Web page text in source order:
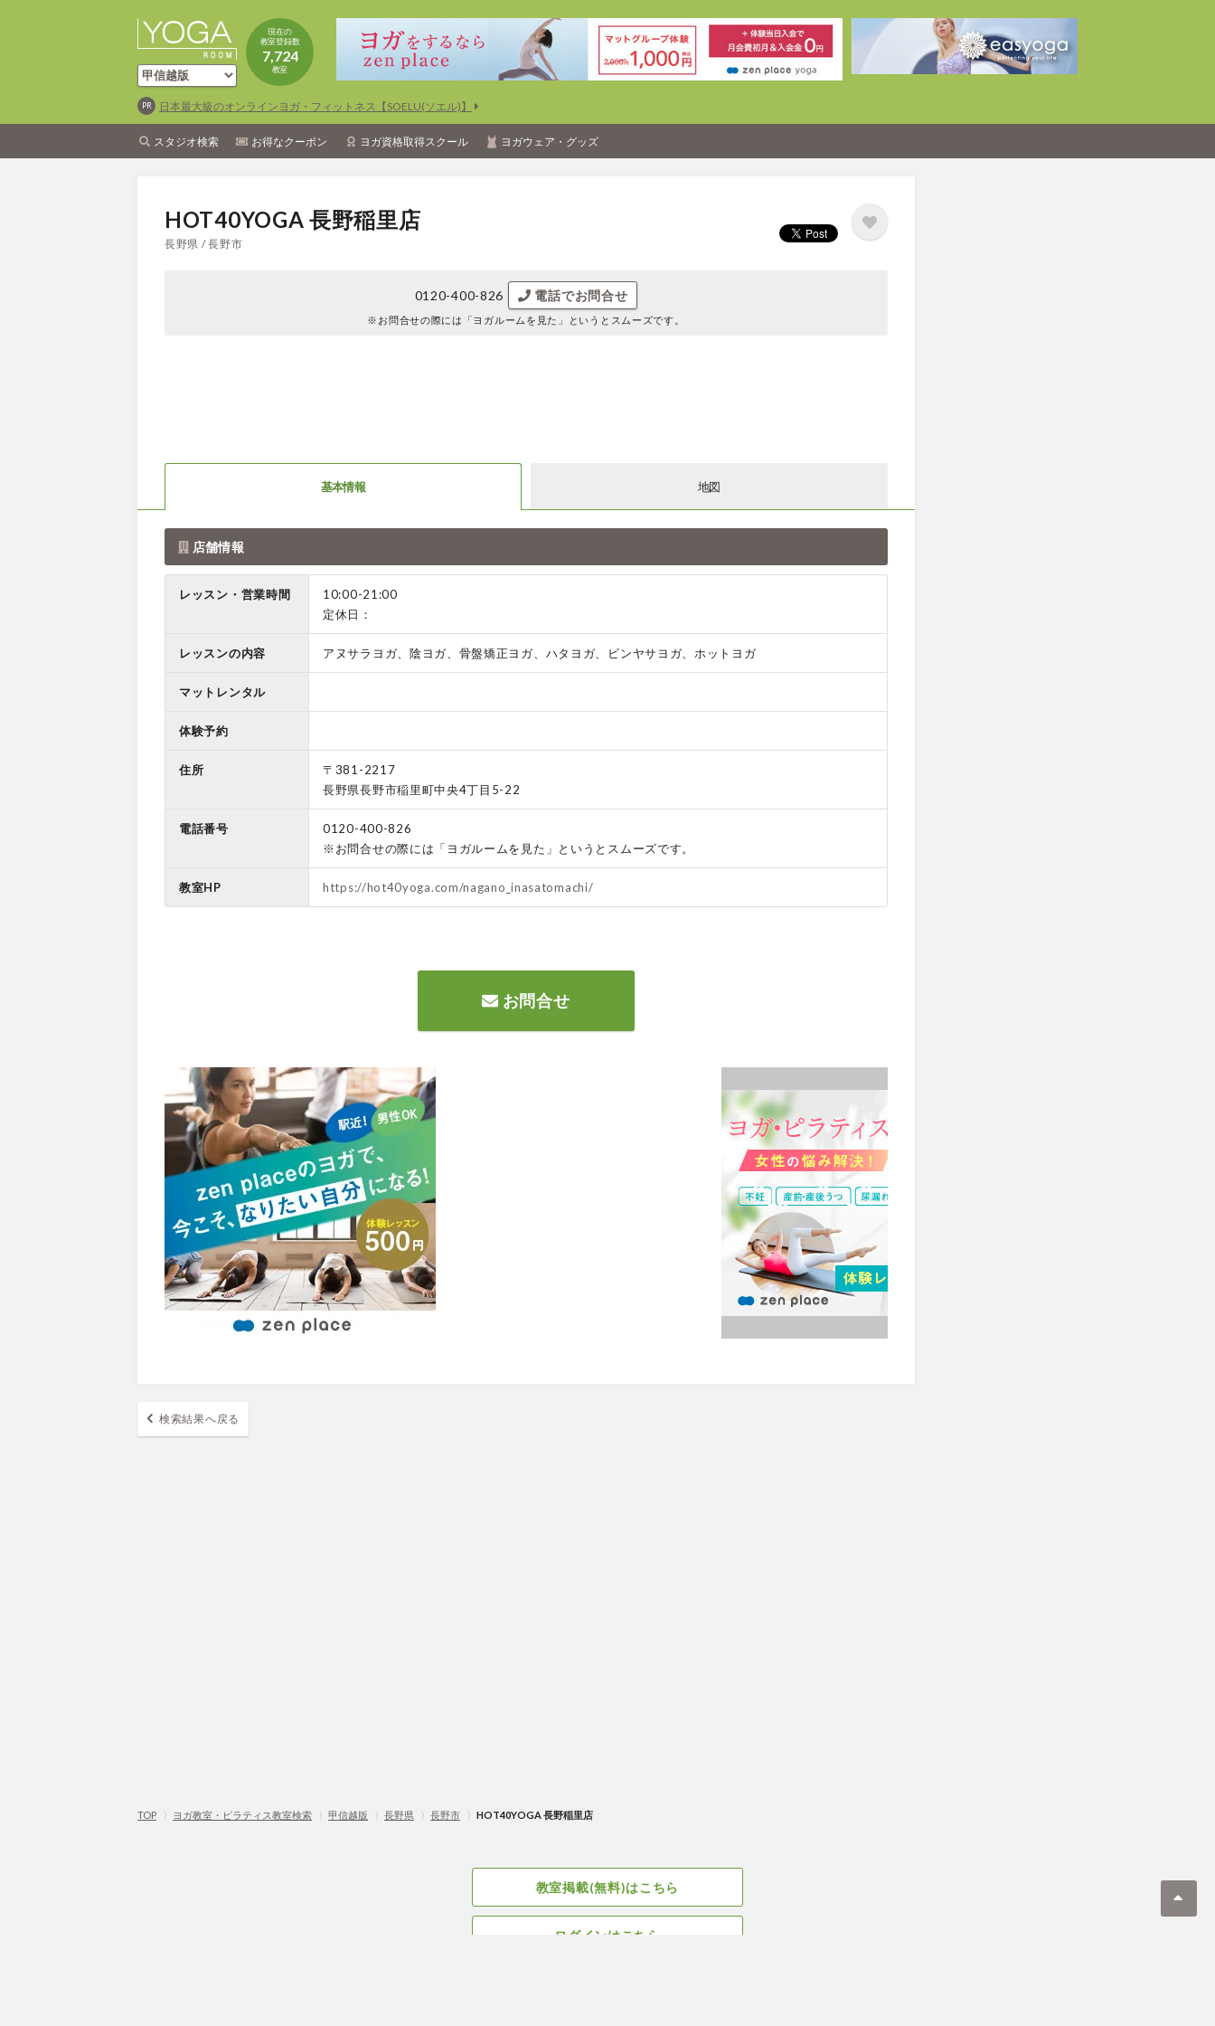
現在の
教室登録数
7,724
教室
日本最大級のオンラインヨガ・フィットネス【SOELU(ソエル)】
スタジオ検索 お得なクーポン ヨガ資格取得スクール ヨガウェア・グッズ
HOT40YOGA 長野稲里店
長野県 / 長野市
0120-400-826 電話でお問合せ
※お問合せの際には 「ヨガルームを見た」というとスムーズです。
基本情報 地図
店舗情報
レッスン・営業時間
10:00-21:00
定休日：
レッスンの内容 アヌサラヨガ、陰ヨガ、骨盤矯正ヨガ、ハタヨガ、ビンヤサヨガ、ホットヨガ
マットレンタル
体験予約
住所
〒381-2217
長野県長野市稲里町中央4丁目5-22
電話番号
0120-400-826
※お問合せの際には「ヨガルームを見た」というとスムーズです。
教室HP https://hot40yoga.com/nagano_inasatomachi/
お問合せ
検索結果へ戻る
TOP 〉 ヨガ教室・ピラティス教室検索 〉 甲信越版 〉 長野県 〉 長野市 〉 HOT40YOGA 長野稲里店
教室掲載(無料)はこちら
ログインはこちら